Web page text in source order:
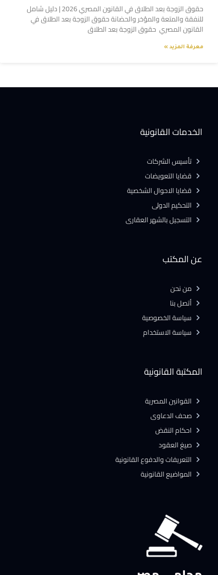
حقوق الزوجة بعد الطلاق في القانون المصري 2026 | دليل شامل
للنفقة والمتعة والمؤخر والحضانة حقوق الزوجة بعد الطلاق في
القانون المصري حقوق الزوجة بعد الطلاق
معرفة المزيد »
المكتبة القانونية
القوانين المصرية
صحف الدعاوى
احكام النقض
صيغ العقود
التعريفات والدفوع القانونية
المواضيع القانونية
عن المكتب
من نحن
أتصل بنا
سياسة الخصوصية
سياسة الاستخدام
الخدمات القانونية
تأسيس الشركات
قضايا التعويضات
قضايا الاحوال الشخصية
التحكيم الدولى
التسجيل بالشهر العقارى